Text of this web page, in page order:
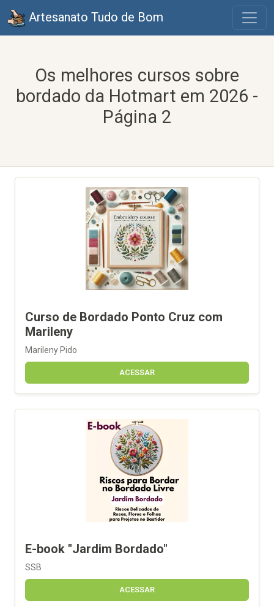
Artesanato Tudo de Bom
Os melhores cursos sobre
bordado da Hotmart em 2026 -
Página 2
Curso de Bordado Ponto Cruz com
Marileny
Marileny Pido
ACESSAR
E-book "Jardim Bordado"
SSB
ACESSAR